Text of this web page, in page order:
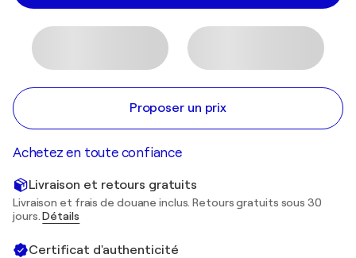
Proposer un prix
Achetez en toute confiance
Livraison et retours gratuits
Livraison et frais de douane inclus. Retours gratuits sous 30
jours.Détails
Certificat d'authenticité